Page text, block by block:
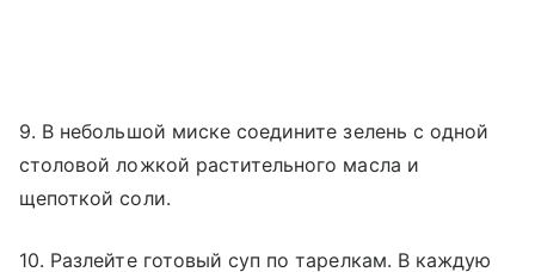
9. В небольшой миске соедините зелень с одной
столовой ложкой растительного масла и
щепоткой соли.
10. Разлейте готовый суп по тарелкам. В каждую